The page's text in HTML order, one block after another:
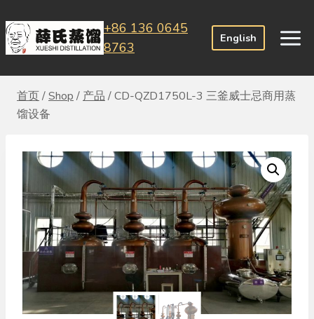
到
内
+86 136 0645
8763
English
首页/Shop / 产品 /CD-QZD1750L-3 三釜威士忌商用蒸
馏设备